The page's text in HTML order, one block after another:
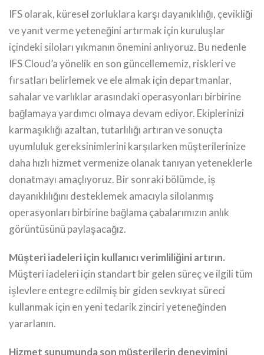
IFS olarak, küresel zorluklara karşı dayanıklılığı, çevikliği
ve yanıt verme yeteneğini artırmak için kuruluşlar
içindeki siloları yıkmanın önemini anlıyoruz. Bu nedenle
IFS Cloud’a yönelik en son güncellememiz, riskleri ve
fırsatları belirlemek ve ele almak için departmanlar,
sahalar ve varlıklar arasındaki operasyonları birbirine
bağlamaya yardımcı olmaya devam ediyor. Ekiplerinizi
karmaşıklığı azaltan, tutarlılığı artıran ve sonuçta
uyumluluk gereksinimlerini karşılarken müşterilerinize
daha hızlı hizmet vermenize olanak tanıyan yeteneklerle
donatmayı amaçlıyoruz. Bir sonraki bölümde, iş
dayanıklılığını desteklemek amacıyla silolanmış
operasyonları birbirine bağlama çabalarımızın anlık
görüntüsünü paylaşacağız.
Müşteri iadeleri için kullanıcı verimliliğini artırın.
Müşteri iadeleri için standart bir gelen süreç ve ilgili tüm
işlevlere entegre edilmiş bir giden sevkıyat süreci
kullanmak için en yeni tedarik zinciri yeteneğinden
yararlanın.
Hizmet sunumunda son müşterilerin deneyimini